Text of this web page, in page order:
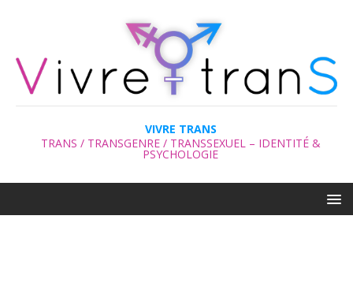
VIVRE TRANS
TRANS / TRANSGENRE / TRANSSEXUEL – IDENTITÉ &
PSYCHOLOGIE